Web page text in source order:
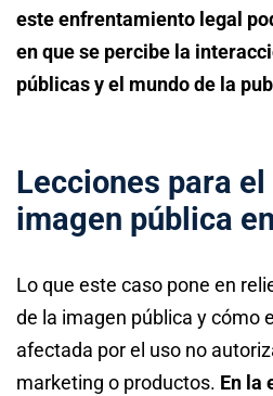
este enfrentamiento legal
en que se percibe la
públicas y el mundo de la
Lecciones para
imagen pública
Lo que este caso pone en
de la imagen pública y cómo
afectada por el uso no
marketing o productos. En la